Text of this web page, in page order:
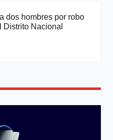
dos hombres por robo
Nacional